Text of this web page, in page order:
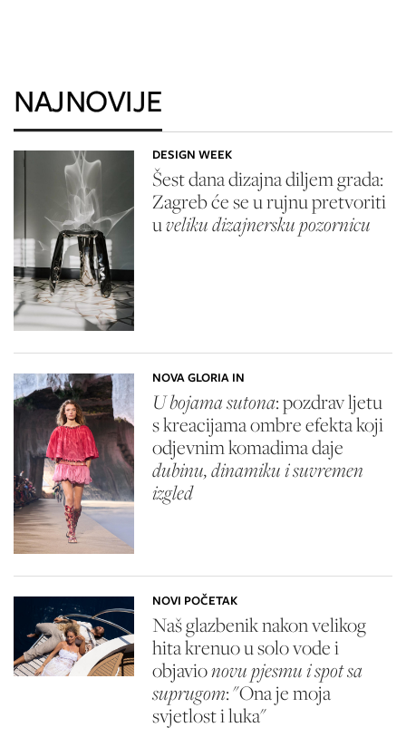
NAJNOVIJE
DESIGN WEEK
Šest dana dizajna diljem grada:
Zagreb će se u rujnu pretvoriti
uveliku dizajnersku pozornicu
NOVA GLORIA IN
U bojama sutona: pozdrav ljetu
s kreacijama ombre efekta koji
odjevnim komadima daje
dubinu, dinamiku i suvremen
izgled
NOVI POČETAK
Naš glazbenik nakon velikog
hita krenuo u solo vode i
objavionovu pjesmu i spot sa
suprugom: "Ona je moja
svjetlost i luka"